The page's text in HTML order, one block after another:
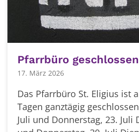
Pfarrbüro geschlossen
17. März 2026
Das Pfarrbüro St. Eligius ist
Tagen ganztägig
Juli und Donnerstag, 23. Juli